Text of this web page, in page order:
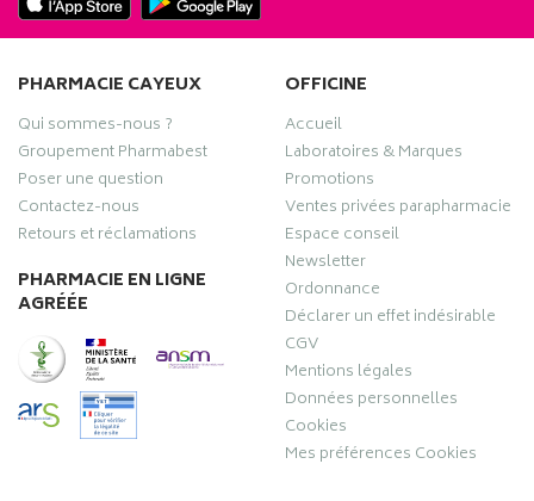
PHARMACIE CAYEUX
Qui sommes-nous ?
Groupement Pharmabest
Poser une question
Contactez-nous
Retours et réclamations
PHARMACIE EN LIGNE
AGRÉÉE
OFFICINE
Accueil
Laboratoires & Marques
Promotions
Ventes privées parapharmacie
Espace conseil
Newsletter
Ordonnance
Déclarer un effet indésirable
CGV
Mentions légales
Données personnelles
Cookies
Mes préférences Cookies